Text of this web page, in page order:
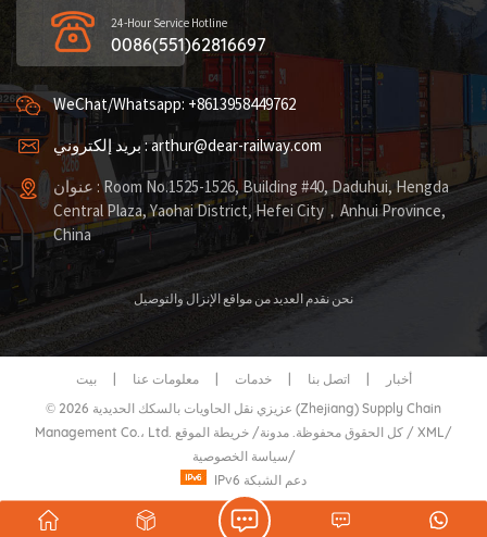
24-Hour Service Hotline
0086(551)62816697
WeChat/Whatsapp: +8613958449762
بريد إلكتروني : arthur@dear-railway.com
عنوان : Room No.1525-1526, Building #40, Daduhui, Hengda
Central Plaza, Yaohai District, Hefei City，Anhui Province,
China
نحن نقدم العديد من مواقع الإنزال والتوصيل
بيت معلومات عنا خدمات اتصل بنا
أخبار
© 2026 عزيزي نقل الحاويات بالسكك الحديدية (Zhejiang) Supply Chain
Management Co.، Ltd. كل الحقوق محفوظة. مدونة/ / XML/
سياسة الخصوصية/
IPv6 دعم الشبكة